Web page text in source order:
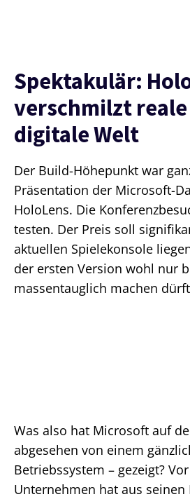
Spektakulär:
verschmilzt
digitale Welt
Der Build-Höhepunkt war
Präsentation der Microsoft-
HoloLens. Die
testen. Der Preis soll
aktuellen Spielekonsole
der ersten Version wohl nur
massentauglich machen
Was also hat Microsoft auf
abgesehen von einem
Betriebssystem – gezeigt?
Unternehmen hat aus seinen